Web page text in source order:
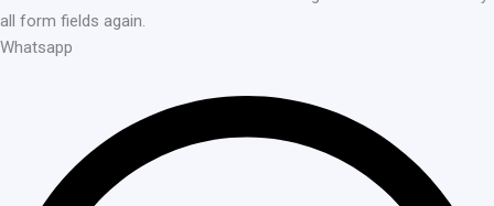
all form fields again.
Whatsapp